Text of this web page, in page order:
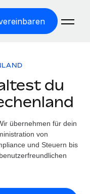
für Niederlassungen
der Einstellung
berechnen
du
übernehmen für dein
von
und Steuern bis